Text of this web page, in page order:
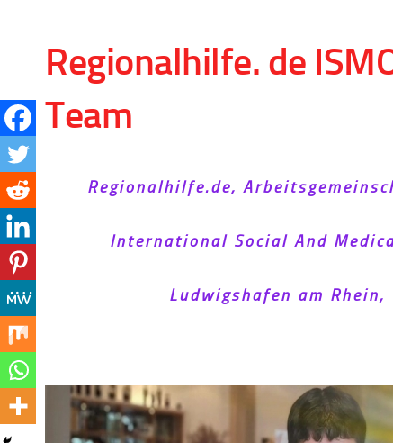
Regionalhilfe. de
Team
Regionalhilfe.de,
International Social And
Ludwigshafen am